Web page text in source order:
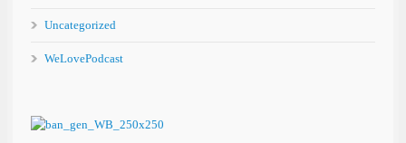
Uncategorized
WeLovePodcast